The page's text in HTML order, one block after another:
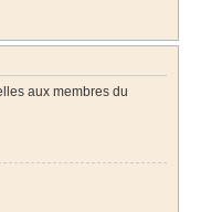
aux membres du